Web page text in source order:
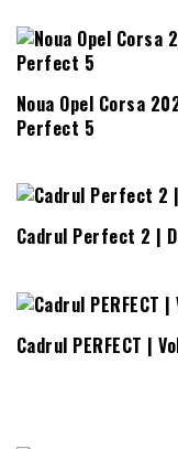
Noua Opel Corsa
Perfect 5
Cadrul Perfect 2 |
Cadrul PERFECT |